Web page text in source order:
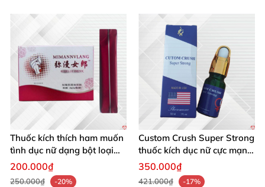
Thuốc kích thích ham muốn
tình dục nữ dạng bột loại
cực mạnh
200.000₫
250.000₫
-20%
Custom Crush Super Strong
thuốc kích dục nữ cực mạnh
dạng nước chính hãng Mỹ
350.000₫
421.000₫
-17%